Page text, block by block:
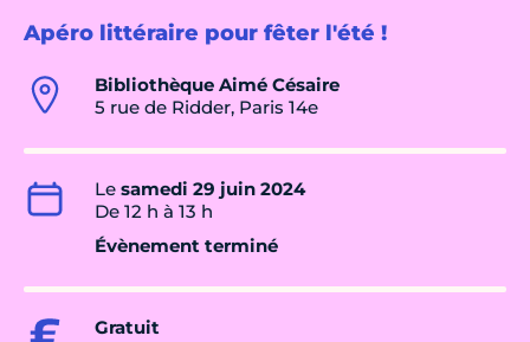
Apéro littéraire pour fêter l'été !
Bibliothèque Aimé Césaire
5 rue de Ridder, Paris 14e
Le samedi 29 juin 2024
De 12 h à 13 h
Évènement terminé
Gratuit